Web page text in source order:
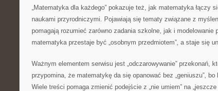
„Matematyka dla każdego” pokazuje też, jak matematyka łączy
naukami przyrodniczymi. Pojawiają się tematy związane z
pomagają rozumieć zarówno zadania szkolne, jak i modelowanie
matematyka przestaje być „osobnym przedmiotem”, a staje się
Ważnym elementem serwisu jest „odczarowywanie” przekonań,
przypomina, że matematykę da się opanować bez „geniuszu”,
Wiele treści pomaga zmienić podejście z „nie umiem” na